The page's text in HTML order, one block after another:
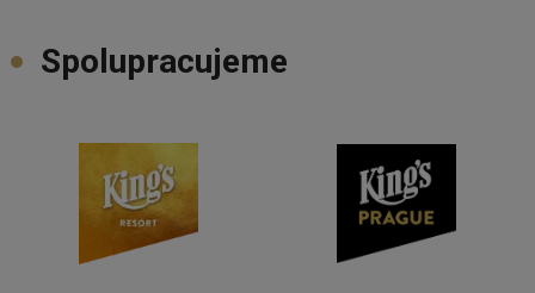
Spolupracujeme